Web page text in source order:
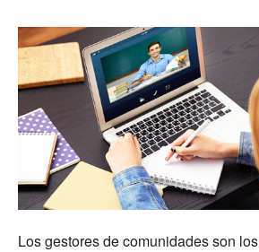
Los gestores de comunidades son los